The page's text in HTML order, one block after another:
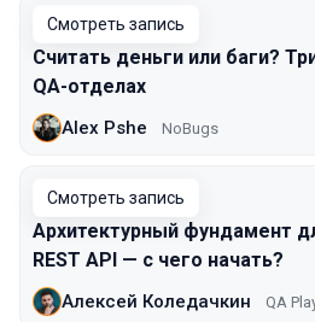
Смотреть запись
Считать деньги или баги?
QA-отделах
Alex Pshe NoBugs
Смотреть запись
Архитектурный фундамент
REST API — с чего начать?
Алексей Коледачкин QA